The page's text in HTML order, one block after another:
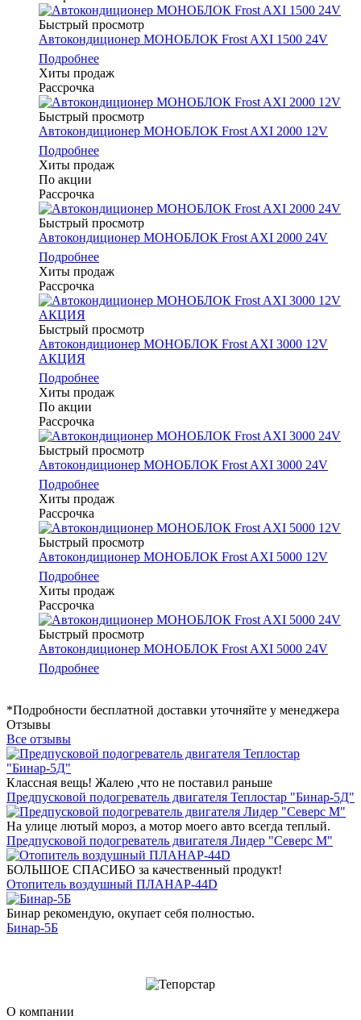
Быстрый просмотр
Автокондиционер МОНОБЛОК Frost AXI 1500 24V
Подробнее
Хиты продаж
Рассрочка
Быстрый просмотр
Автокондиционер МОНОБЛОК Frost AXI 2000 12V
Подробнее
Хиты продаж
По акции
Рассрочка
Быстрый просмотр
Автокондиционер МОНОБЛОК Frost AXI 2000 24V
Подробнее
Хиты продаж
Рассрочка
Быстрый просмотр
Автокондиционер МОНОБЛОК Frost AXI 3000 12V
АКЦИЯ
Подробнее
Хиты продаж
По акции
Рассрочка
Быстрый просмотр
Автокондиционер МОНОБЛОК Frost AXI 3000 24V
Подробнее
Хиты продаж
Рассрочка
Быстрый просмотр
Автокондиционер МОНОБЛОК Frost AXI 5000 12V
Подробнее
Хиты продаж
Рассрочка
Быстрый просмотр
Автокондиционер МОНОБЛОК Frost AXI 5000 24V
Подробнее
*Подробности бесплатной доставки уточняйте у менеджера
Отзывы
Все отзывы
Классная вещь! Жалею ,что не поставил раньше
Предпусковой подогреватель двигателя Теплостар "Бинар-5Д"
На улице лютый мороз, а мотор моего авто всегда теплый.
Предпусковой подогреватель двигателя Лидер "Северс М"
БОЛЬШОЕ СПАСИБО за качественный продукт!
Отопитель воздушный ПЛАНАР-44D
Бинар рекомендую, окупает себя полностью.
Бинар-5Б
О компании